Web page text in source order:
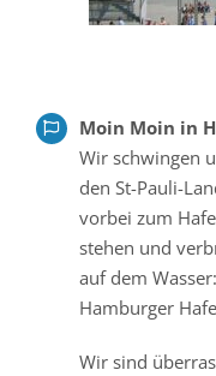
Moin Moin in
Wir schwingen
den St-Pauli-
vorbei zum
stehen und
auf dem
Hamburger
Wir sind